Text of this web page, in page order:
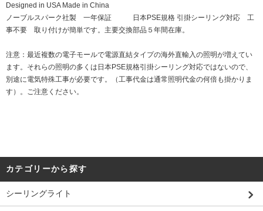
Designed in USA Made in China
ノーブルスパーク社製 一年保証 日本PSE規格 引掛シーリング対応 工
事不要 取り付けが簡単です。主要交換部品５年間在庫。
注意：最近複数の電子モールで電源直結タイプの海外直輸入の照明が増えてい
ます。それらの照明の多くは日本PSE規格引掛シーリング対応ではないので、
別途に電気特殊工事が必要です。（工事代金は通常照明代金の何倍も掛かりま
す）。ご注意ください。
カテゴリーから探す
シーリングライト